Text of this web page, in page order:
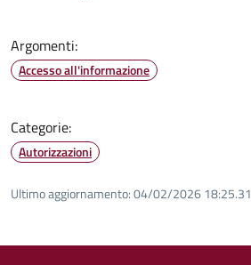
Argomenti:
Accesso all'informazione
Categorie:
Autorizzazioni
Ultimo aggiornamento:04/02/2026 18:25.31